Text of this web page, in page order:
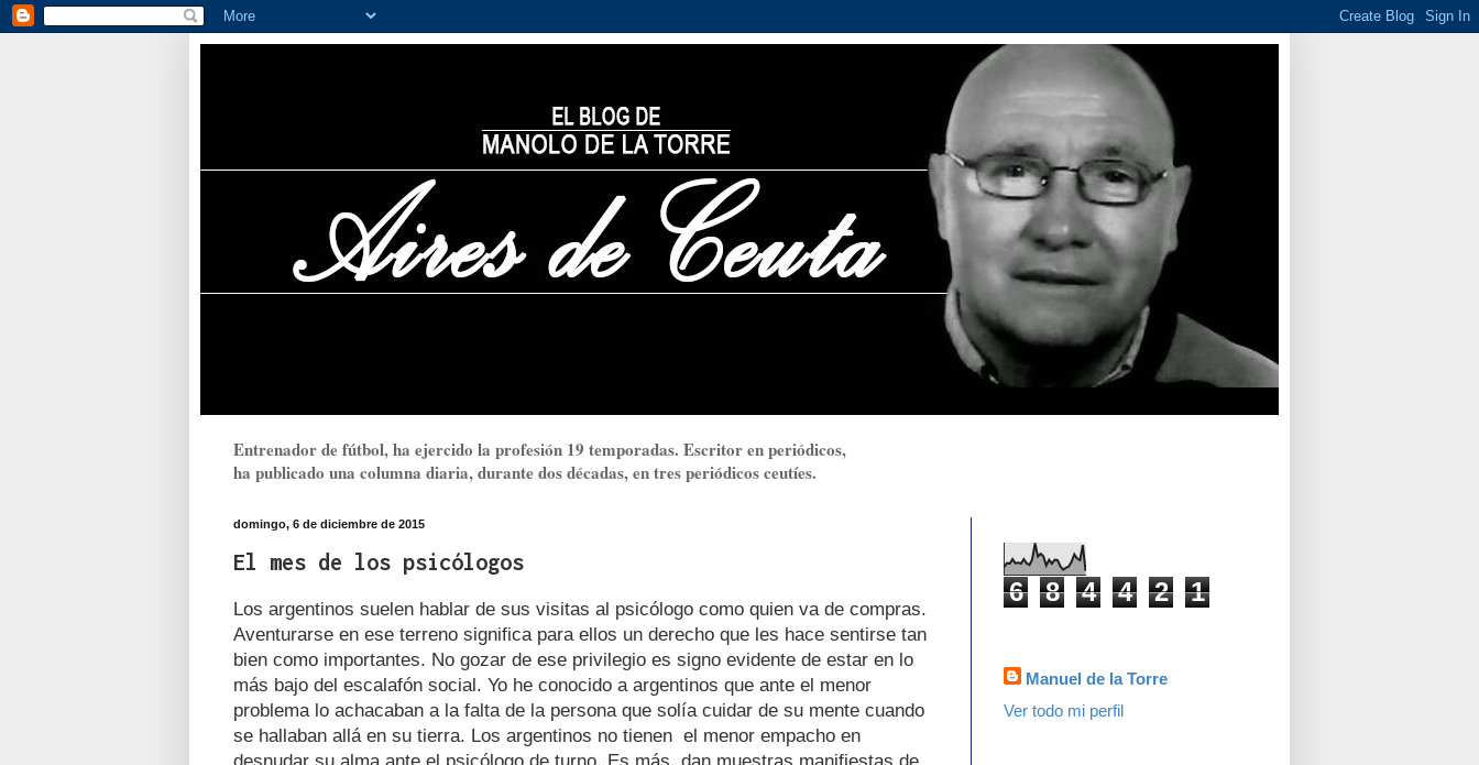
Entrenador de fútbol, ha ejercido la profesión 19 temporadas. Escritor en periódicos,
ha publicado una columna diaria, durante dos décadas, en tres periódicos ceutíes.
domingo, 6 de diciembre de 2015
El mes de los psicólogos
Los argentinos suelen hablar de sus visitas al psicólogo como quien va de compras.
Aventurarse en ese terreno significa para ellos un derecho que les hace sentirse tan
bien como importantes. No gozar de ese privilegio es signo evidente de estar en lo
más bajo del escalafón social. Yo he conocido a argentinos que ante el menor
problema lo achacaban a la falta de la persona que solía cuidar de su mente cuando
se hallaban allá en su tierra. Los argentinos no tienen el menor empacho en
desnudar su alma ante el psicólogo de turno. Es más, dan muestras manifiestas de
6 8 4 4 2 1
Manuel de la Torre
Ver todo mi perfil